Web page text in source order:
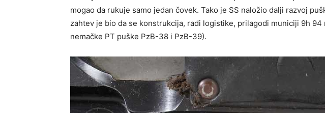
mogao da rukuje samo jedan čovek. Tako je SS naložio dalji razvoj
zahtev je bio da se konstrukcija, radi logistike, prilagodi municiji 9h 94
nemačke PT puške PzB-38 i PzB-39).